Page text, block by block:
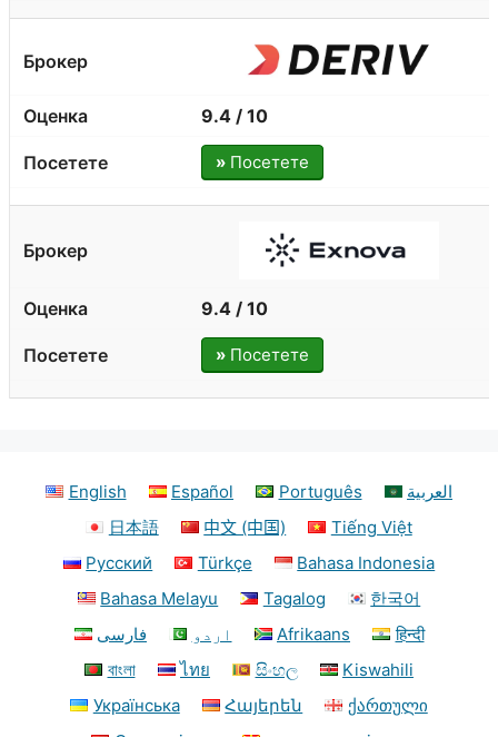
9.4 / 10
»Посетете
9.4 / 10
»Посетете
English Español Português
العربية
日本語
中文 (中国)
Tiếng Việt
Русский
Türkçe
Bahasa Indonesia
Bahasa Melayu
Tagalog
한국어
فارسی
اردو Afrikaans
हिन्दी
বাংলা
ไทย සිංහල
Kiswahili
Українська
Հայերեն
ქართული